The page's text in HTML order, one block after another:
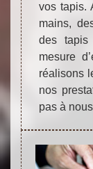
vos tapis.
mains,
des tapis
mesure
réalisons
nos
pas à